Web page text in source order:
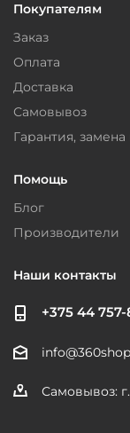
Покупателям
Заказ
Оплата
Доставка
Самовывоз
Гарантия,
Помощь
Блог
Производители
Наши контакты
+375 44
Самовывоз: